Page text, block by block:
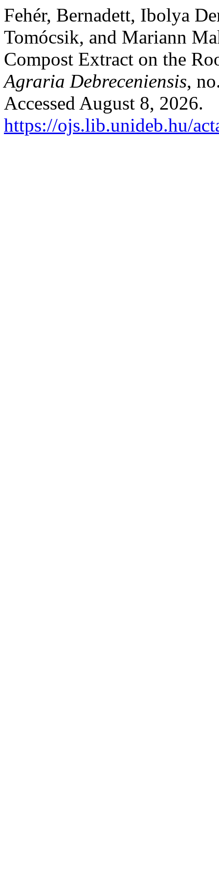
Fehér, Bernadett, Ibolya
Tomócsik, and Mariann
Compost Extract on the
Agraria Debreceniensis,
Accessed August 8, 2026.
https://ojs.lib.unideb.hu/